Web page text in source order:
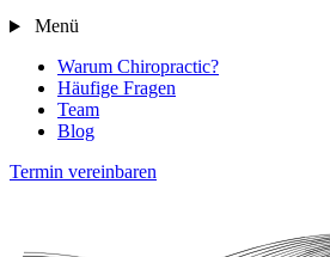
Menü
Warum Chiropractic?
Häufige Fragen
Team
Blog
Termin vereinbaren